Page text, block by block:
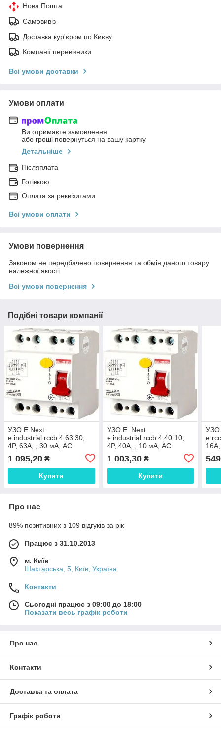
Нова Пошта
Самовивіз
Доставка кур'єром по Києву
Компанії перевізники
Всі умови доставки
Умови оплати
Ви отримаєте замовлення
або гроші повернуться на вашу картку
Детальніше
Післяплата
Готівкою
Оплата за реквізитами
Всі умови оплати
Умови повернення
Законом не передбачено повернення та обмін даного товару
належної якості
Всі умови повернення
Подібні товари компанії
УЗО E.Next
e.industrial.rccb.4.63.30,
4P, 63A, , 30 мА, AC
1 095,20 ₴
Купити
УЗО E. Next
e.industrial.rccb.4.40.10,
4P, 40A, , 10 мА, AC
1 003,30₴
Купити
УЗО
Про нас
89% позитивних з 109 відгуків за рік
Працює з 31.10.2013
м. Київ
Шахтарська, 5, Київ, Україна
Контакти
Сьогодні працює з 09:00 до 18:00
Показати весь графік роботи
Про нас
Контакти
Доставка та оплата
Графік роботи